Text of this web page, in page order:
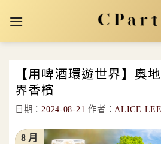
【用啤酒環遊世界】奧
界香檳
日期：2024-08-21 作者：ALICE LEE
8 月